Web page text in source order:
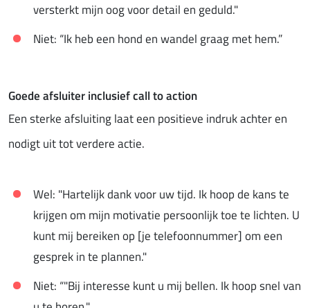
versterkt mijn oog voor detail en geduld."
Niet: “Ik heb een hond en wandel graag met hem.”
Goede afsluiter inclusief call to action
Een sterke afsluiting laat een positieve indruk achter en
nodigt uit tot verdere actie.
Wel: "Hartelijk dank voor uw tijd. Ik hoop de kans te
krijgen om mijn motivatie persoonlijk toe te lichten. U
kunt mij bereiken op [je telefoonnummer] om een
gesprek in te plannen."
Niet: “"Bij interesse kunt u mij bellen. Ik hoop snel van